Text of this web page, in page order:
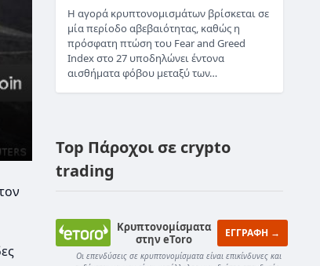
Η αγορά κρυπτονομισμάτων βρίσκεται σε
μία περίοδο αβεβαιότητας, καθώς η
πρόσφατη πτώση του Fear and Greed
Index στο 27 υποδηλώνει έντονα
αισθήματα φόβου μεταξύ των…
Top Πάροχοι σε crypto
trading
Κρυπτονομίσματα
στην eToro
ΕΓΓΡΑΦΗ →
Οι επενδύσεις σε κρυπτονομίσματα είναι επικίνδυνες και